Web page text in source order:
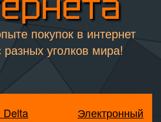
покупок в интернет
разных уголков мира!
Delta
Электронный